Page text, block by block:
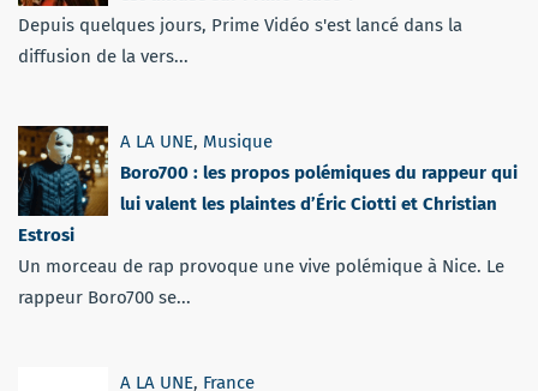
Depuis quelques jours, Prime Vidéo s'est lancé dans la
diffusion de la vers...
A LA UNE, Musique
Boro700 : les propos polémiques du rappeur qui
lui valent les plaintes d’Éric Ciotti et Christian
Estrosi
Un morceau de rap provoque une vive polémique à Nice. Le
rappeur Boro700 se...
A LA UNE, France